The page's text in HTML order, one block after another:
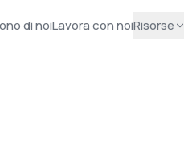
di noiLavora con noiRisorse